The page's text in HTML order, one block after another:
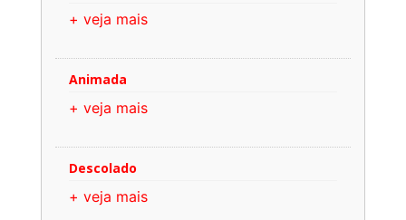
+ veja mais
Animada
+ veja mais
Descolado
+ veja mais